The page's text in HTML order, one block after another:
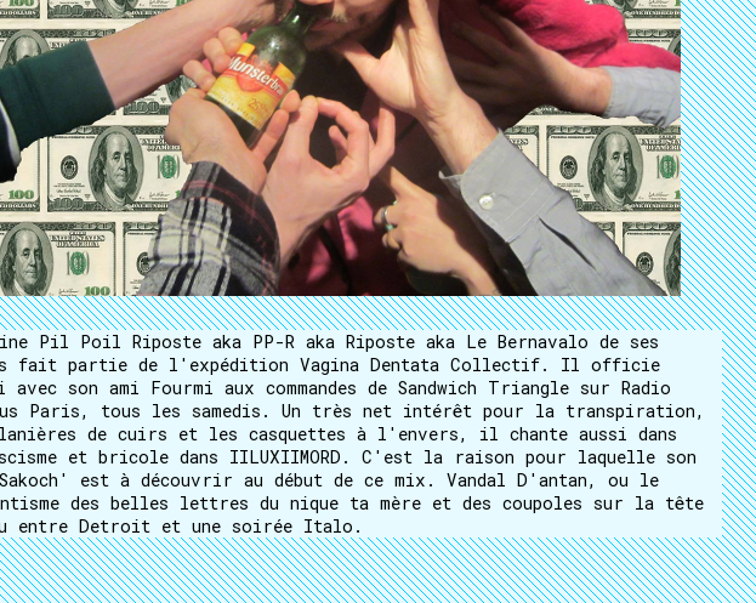
Pil Poil Riposte aka PP-R aka Riposte aka Le Bernavalo de ses
fait partie de l'expédition Vagina Dentata Collectif. Il officie
avec son ami Fourmi aux commandes de Sandwich Triangle sur Radio
Paris, tous les samedis. Un très net intérêt pour la transpiration,
de cuirs et les casquettes à l'envers, il chante aussi dans
et bricole dans IILUXIIMORD. C'est la raison pour laquelle son
est à découvrir au début de ce mix. Vandal D'antan, ou le
des belles lettres du nique ta mère et des coupoles sur la tête
entre Detroit et une soirée Italo.